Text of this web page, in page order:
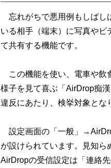
忘れがちで悪用例もしばし
いる相手（端末）に写真やビ
て共有する機能です。
この機能を使い、電車や飲
様子を見て喜ぶ「AirDrop痴
違反にあたり、検挙対象とな
設定画面の「一般」
が設けられています。見知ら
AirDropの受信設定は「連絡